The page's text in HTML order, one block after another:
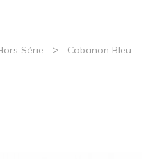
Série > Cabanon Bleu